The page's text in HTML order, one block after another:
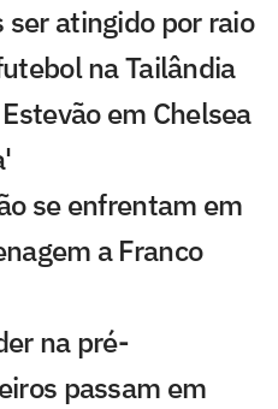
atingido por raio
na Tailândia
em Chelsea
se enfrentam em
a Franco
na pré-
passam em